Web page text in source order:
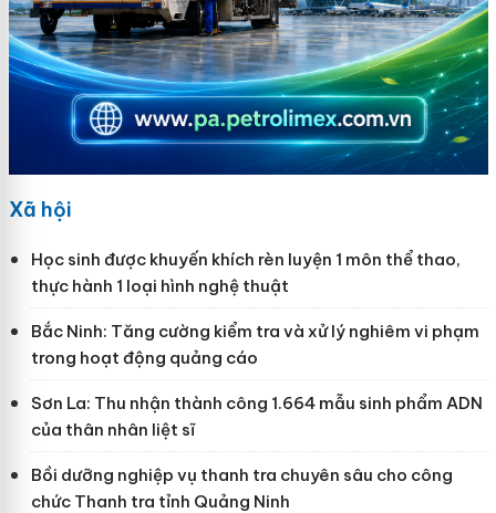
Xã hội
Học sinh được khuyến khích rèn luyện 1 môn thể thao,
thực hành 1 loại hình nghệ thuật
Bắc Ninh: Tăng cường kiểm tra và xử lý nghiêm vi phạm
trong hoạt động quảng cáo
Sơn La: Thu nhận thành công 1.664 mẫu sinh phẩm ADN
của thân nhân liệt sĩ
Bồi dưỡng nghiệp vụ thanh tra chuyên sâu cho công
chức Thanh tra tỉnh Quảng Ninh